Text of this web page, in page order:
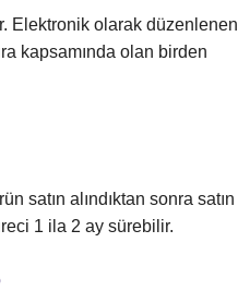
Elektronik olarak düzenlenen
kapsamında olan birden
satın alındıktan sonra satın
1 ila 2 ay sürebilir.